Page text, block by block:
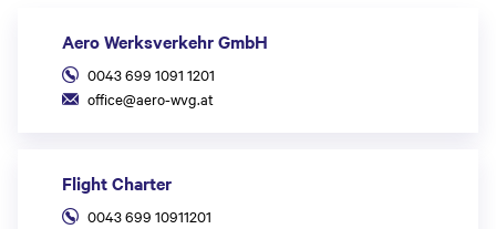
Aero Werksverkehr GmbH
0043 699 1091 1201
office@aero-wvg.at
Flight Charter
0043 699 10911201